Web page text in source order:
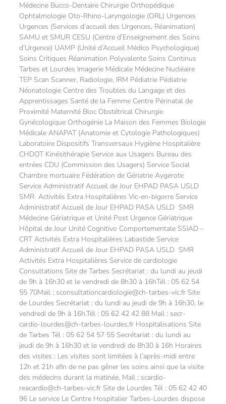
Médecine Bucco-Dentaire Chirurgie Orthopédique
Ophtalmologie Oto-Rhino-Laryngologie (ORL) Urgences
Urgences (Services d’accueil des Urgences, Réanimation)
SAMU et SMUR CESU (Centre d’Enseignement des Soins
d’Urgence) UAMP (Unité d’Accueil Médico Psychologique)
Soins Critiques Réanimation Polyvalente Soins Continus
Tarbes et Lourdes Imagerie Médicale Médecine Nucléaire
TEP Scan Scanner, Radiologie, IRM Pédiatrie Pédiatrie
Néonatologie Centre des Troubles du Langage et des
Apprentissages Santé de la Femme Centre Périnatal de
Proximité Maternité Bloc Obstétrical Chirurgie
Gynécologique Orthogénie La Maison des Femmes Biologie
Médicale ANAPAT (Anatomie et Cytologie Pathologiques)
Laboratoire Dispositifs Transversaux Hygiène Hospitalière
CHDOT Kinésithérapie Service aux Usagers Bureau des
entrées CDU (Commission des Usagers) Service Social
Chambre mortuaire Fédération de Gériatrie Aygerote
Service Administratif Accueil de Jour EHPAD PASA USLD
SMR Activités Extra Hospitalières Vic-en-bigorre Service
Administratif Accueil de Jour EHPAD PASA USLD SMR
Médecine Gériatrique et Unité Post Urgence Gériatrique
Hôpital de Jour Unité Cognitivo Comportementale SSIAD –
CRT Activités Extra Hospitalières Labastide Service
Administratif Accueil de Jour EHPAD PASA USLD SMR
Activités Extra Hospitalières Service de cardiologie
Consultations Site de Tarbes Secrétariat : du lundi au jeudi
de 9h à 16h30 et le vendredi de 8h30 à 16hTél : 05 62 54
55 70Mail : sconsultationcardiologie@ch-tarbes-vic.fr Site
de Lourdes Secrétariat : du lundi au jeudi de 9h à 16h30, le
vendredi de 9h à 16h.Tél : 05 62 42 42 88 Mail : secr-
cardio-lourdes@ch-tarbes-lourdes.fr Hospitalisations Site
de Tarbes Tél : 05 62 54 57 55 Secrétariat : du lundi au
jeudi de 9h à 16h30 et le vendredi de 8h30 à 16h Horaires
des visites : Les visites sont limitées à l’après-midi entre
12h et 21h afin de ne pas gêner les soins ainsi que la visite
des médecins durant la matinée. Mail : scardio-
reacardio@ch-tarbes-vic.fr Site de Lourdes Tél : 05 62 42 40
96 Le service Le Centre Hospitalier Tarbes-Lourdes dispose